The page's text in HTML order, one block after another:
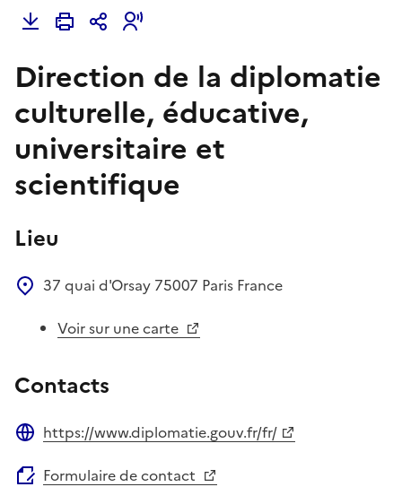
Direction de la diplomatie
culturelle, éducative,
universitaire et
scientifique
Lieu
37 quai d'Orsay 75007 Paris France
Voir sur une carte
Contacts
https://www.diplomatie.gouv.fr/fr/
Formulaire de contact